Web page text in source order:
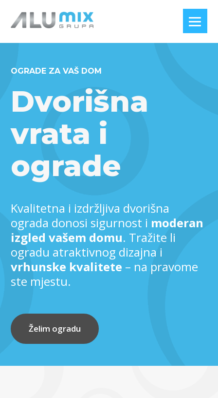
OGRADE ZA VAŠ DOM
Dvorišna
vrata i
ograde
Kvalitetna i izdržljiva dvorišna
ograda donosi sigurnost i moderan
izgled vašem domu. Tražite li
ogradu atraktivnog dizajna i
vrhunske kvalitete – na pravome
ste mjestu.
Želim ogradu